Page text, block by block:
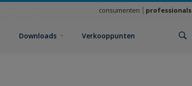
consumenten professionals
Downloads Verkooppunten